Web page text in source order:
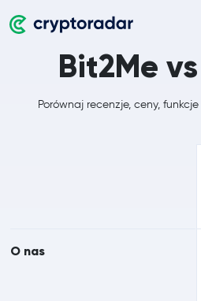
Bit2Me
Porównaj recenzje, ceny,
O nas